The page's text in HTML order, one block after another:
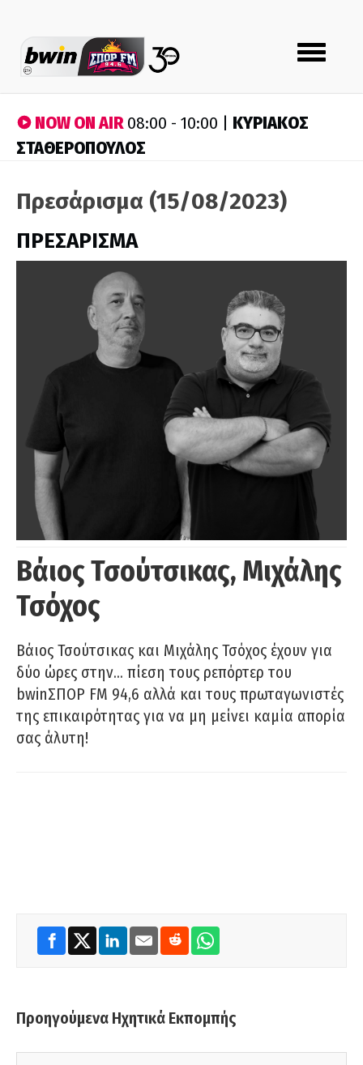
Toggle
navigation
NOW ON AIR08:00 - 10:00 | ΚΥΡΙΑΚΟΣ
ΣΤΑΘΕΡΟΠΟΥΛΟΣ
Πρεσάρισμα (15/08/2023)
ΠΡΕΣΑΡΙΣΜΑ
Βάιος Τσούτσικας, Μιχάλης
Τσόχος
Βάιος Τσούτσικας και Μιχάλης Τσόχος έχουν για
δύο ώρες στην… πίεση τους ρεπόρτερ του
bwinΣΠΟΡ FM 94,6 αλλά και τους πρωταγωνιστές
της επικαιρότητας για να μη μείνει καμία απορία
σας άλυτη!
Προηγούμενα Ηχητικά Εκπομπής